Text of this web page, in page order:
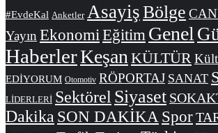
#EvdeKal Anketler AsayişBölge
Yayın Ekonomi Eğitim Genel
HaberlerKeşan KÜLTÜR
EDİYORUM Otomotiv RÖPORTAJ SANAT
LİDERLERİ Sektörel Siyaset
Dakika SON DAKİKA Spor